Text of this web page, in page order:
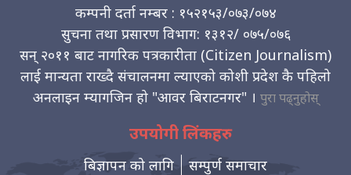
कम्पनी दर्ता नम्बर : १५२१५३/०७३/०७४
सुचना तथा प्रसारण विभाग: १३१२/ ०७५/०७६
सन् २०११ बाट नागरिक पत्रकारीता (Citizen Journalism)
लाई मान्यता राख्दै संचालनमा ल्याएको कोशी प्रदेश कै पहिलो
अनलाइन म्यागजिन हो "आवर बिराटनगर" । पुरा पढ्नुहोस्
उपयोगी लिंकहरु
बिज्ञापन को लागि सम्पुर्ण समाचार